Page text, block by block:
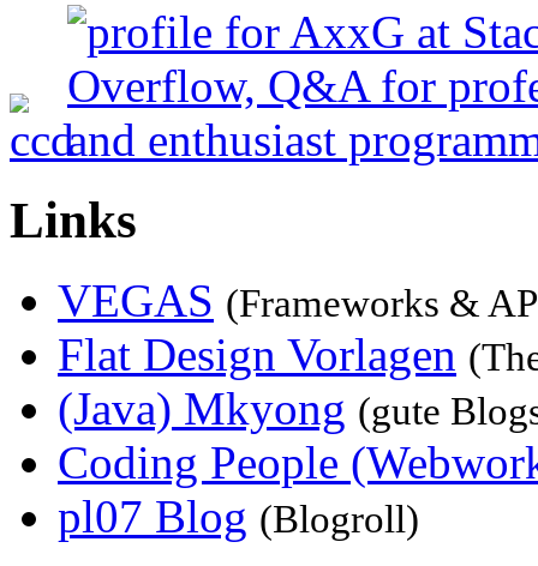
Links
VEGAS (Frameworks &
Flat Design Vorlagen
(Java) Mkyong (gute
Coding People
pl07 Blog (Blogroll)